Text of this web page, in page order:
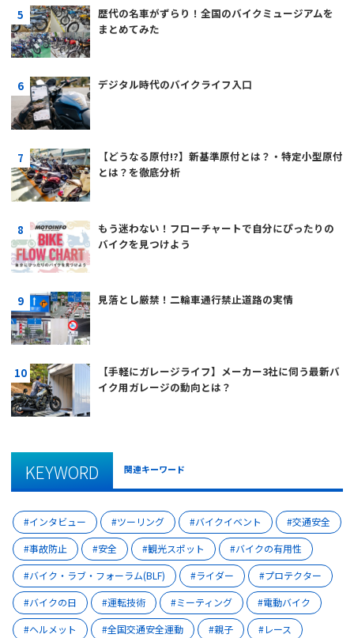
歴代の名車がずらり！全国のバイクミュージアムを
まとめてみた
デジタル時代のバイクライフ入口
【どうなる原付!?】新基準原付とは？・特定小型原付
とは？を徹底分析
もう迷わない！フローチャートで自分にぴったりの
バイクを見つけよう
見落とし厳禁！二輪車通行禁止道路の実情
【手軽にガレージライフ】メーカー3社に伺う最新バ
イク用ガレージの動向とは？
KEYWORD 関連キーワード
インタビュー ツーリング バイクイベント
交通安全
事故防止
安全 観光スポット
バイクの有用性
バイク・ラブ・フォーラム(BLF)
ライダー
プロテクター
バイクの日
運転技術 ミーティング
電動バイク
ヘルメット
全国交通安全運動 親子
レース